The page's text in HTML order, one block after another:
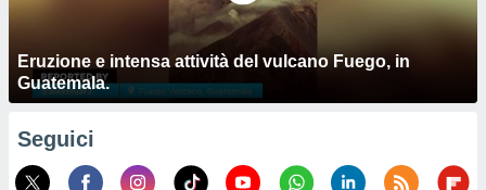
Eruzione e intensa attività del vulcano Fuego, in
Guatemala.
Seguici